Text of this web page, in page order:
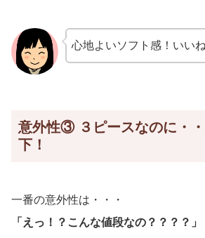
心地よいソフト感！いい
意外性③ ３ピースなのに・
下！
一番の意外性は・・・
「えっ！？こんな値段なの？？？？」